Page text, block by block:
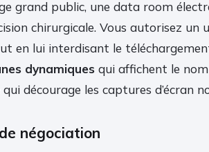
grand public, une data room
chirurgicale. Vous autorisez un
en lui interdisant le
dynamiques qui affichent le
décourage les captures d’écran
négociation